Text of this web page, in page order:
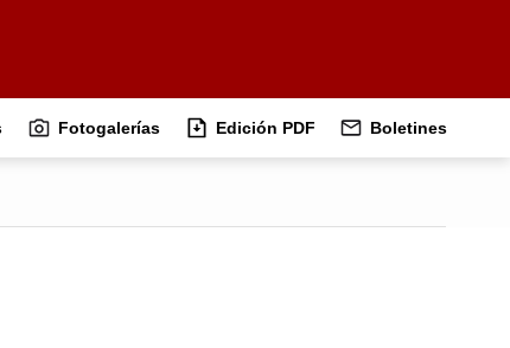
Fotogalerías Edición PDF Boletines